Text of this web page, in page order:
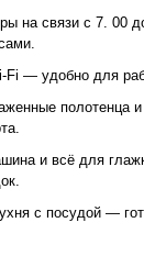
на связи с 7. 00
Fi — удобно для
полотенца
и всё для
с посудой —